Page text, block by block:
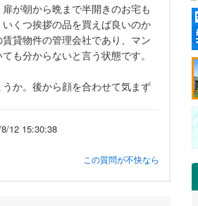
が朝から晩まで半開きのお宅も
くつ挨拶の品を買えば良いのか
貸物件の管理会社であり、マン
も分からないと言う状態です。
か。後から顔を合わせて気まず
12 15:30:38
この質問が不快なら